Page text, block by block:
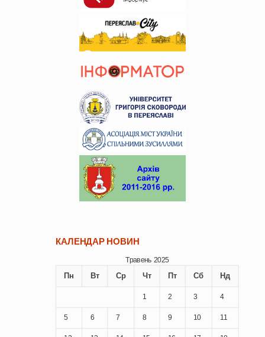
КАЛЕНДАР НОВИН
Травень 2025
Пн Вт Ср Чт Пт Сб Нд
1 2 3 4
5 6 7 8 9 10 11